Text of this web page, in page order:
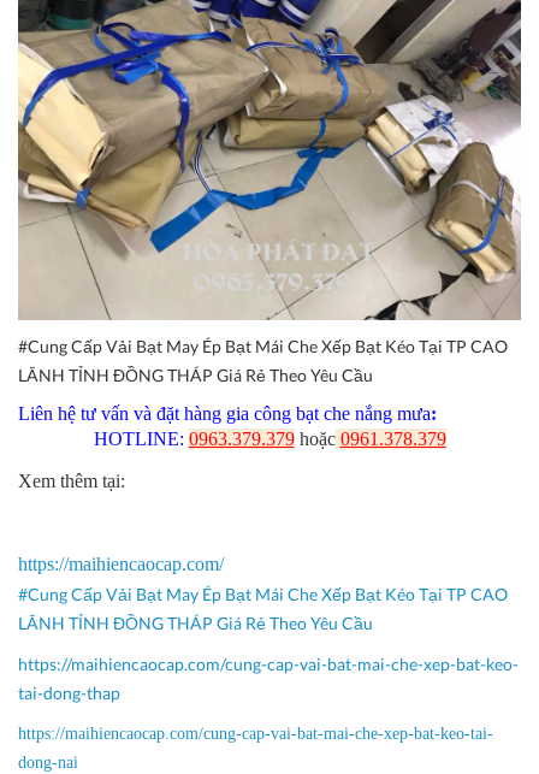
#Cung Cấp Vải Bạt May Ép Bạt Mái Che Xếp Bạt Kéo Tại TP CAO
LÃNH TỈNH ĐỒNG THÁP Giá Rẻ Theo Yêu Cầu
Liên hệ tư vấn và đặt hàng gia công bạt che nắng mưa:
HOTLINE: 0963.379.379hoặc 0961.378.379
Xem thêm tại:
https://maihiencaocap.com/
#Cung Cấp Vải Bạt May Ép Bạt Mái Che Xếp Bạt Kéo Tại TP CAO
LÃNH TỈNH ĐỒNG THÁP Giá Rẻ Theo Yêu Cầu
https://maihiencaocap.com/cung-cap-vai-bat-mai-che-xep-bat-keo-
tai-dong-thap
https://maihiencaocap.com/cung-cap-vai-bat-mai-che-xep-bat-keo-tai-
dong-nai